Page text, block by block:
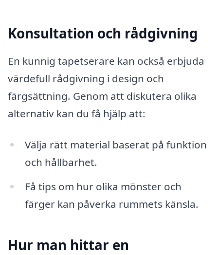
Konsultation och rådgivning
En kunnig tapetserare kan också erbjuda
värdefull rådgivning i design och
färgsättning. Genom att diskutera olika
alternativ kan du få hjälp att:
Välja rätt material baserat på funktion
och hållbarhet.
Få tips om hur olika mönster och
färger kan påverka rummets känsla.
Hur man hittar en